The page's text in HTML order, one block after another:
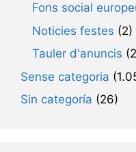
Fons social
Noticies festes (2)
Tauler d'anuncis
Sense categoria
Sin categoría (26)